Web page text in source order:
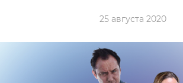
25 августа 2020